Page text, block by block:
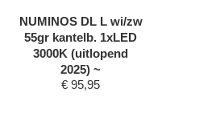
NUMINOS DL L wi/zw
55gr kantelb. 1xLED
3000K (uitlopend
2025) ~
€ 95,95